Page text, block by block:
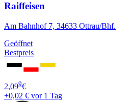
Raiffeisen
Am Bahnhof 7, 34633 Ottrau/Bhf.
Geöffnet
Bestpreis
2,099€
+0,02 € vor 1 Tag